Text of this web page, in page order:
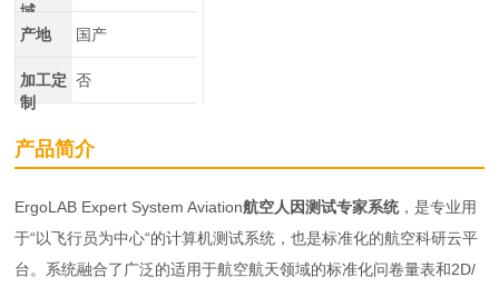
域
产地 国产
加工定
制
否
产品简介
ErgoLAB Expert System Aviation航空人因测试专家系统，是专业用
于“以飞行员为中心“的计算机测试系统，也是标准化的航空科研云平
台。系统融合了广泛的适用于航空航天领域的标准化问卷量表和2D/